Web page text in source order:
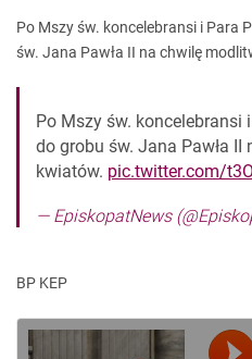
Po Mszy św. koncelebransi i Para
św. Jana Pawła II na chwilę
Po Mszy św. koncelebransi
do grobu św. Jana Pawła
kwiatów. pic.twitter.com/
— EpiskopatNews
BP KEP